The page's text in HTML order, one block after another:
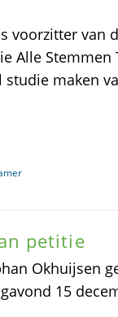
voorzitter van
Alle Stemmen
maken
petitie
Okhuijsen
15